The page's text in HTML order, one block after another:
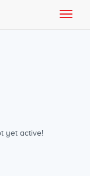
yet active!
Toggle